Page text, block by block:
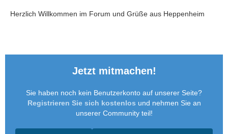
Herzlich Willkommen im Forum und Grüße aus Heppenheim
Jetzt mitmachen!
Sie haben noch kein Benutzerkonto auf unserer Seite?
Registrieren Sie sich kostenlos und nehmen Sie an
unserer Community teil!